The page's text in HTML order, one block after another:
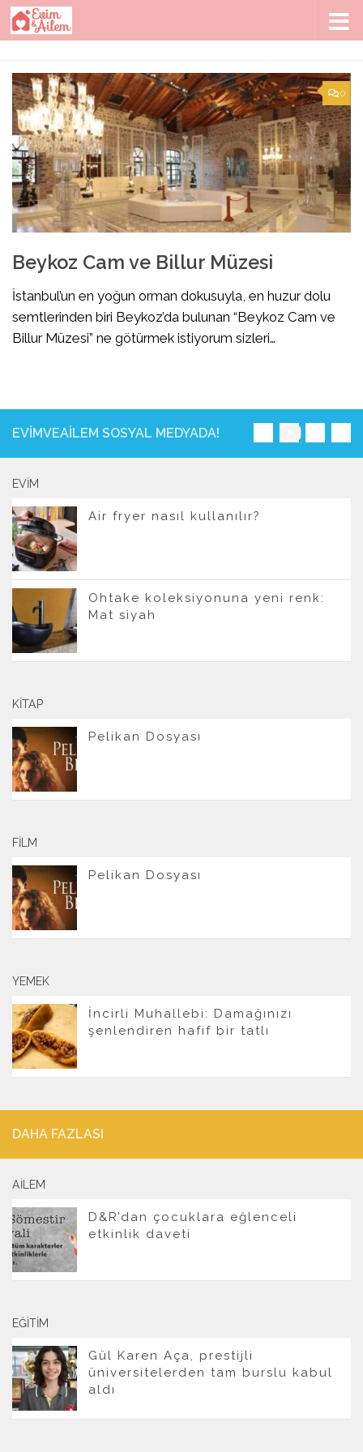
Skip to content
0
Beykoz Cam ve Billur Müzesi
İstanbul’un en yoğun orman dokusuyla, en huzur dolu
semtlerinden biri Beykoz’da bulunan “Beykoz Cam ve
Billur Müzesi” ne götürmek istiyorum sizleri…
EVIMVEAILEM SOSYAL MEDYADA!
EVIM
Air fryer nasıl kullanılır?
Ohtake koleksiyonuna yeni renk:
Mat siyah
KITAP
Pelikan Dosyası
FILM
Pelikan Dosyası
YEMEK
İncirli Muhallebi: Damağınızı
şenlendiren hafif bir tatlı
DAHA FAZLASI
AILEM
D&R’dan çocuklara eğlenceli
etkinlik daveti
EĞITIM
Gül Karen Aça, prestijli
üniversitelerden tam burslu kabul
aldı